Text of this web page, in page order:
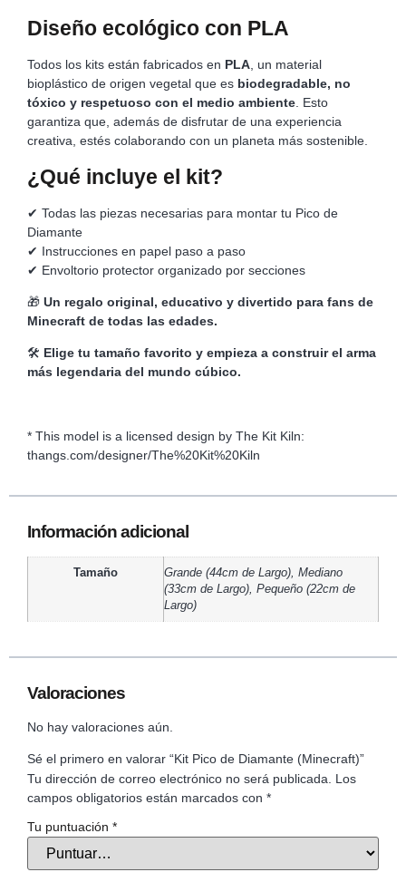
Diseño ecológico con PLA
Todos los kits están fabricados en PLA , un material
bioplástico de origen vegetal que es biodegradable, no
tóxico y respetuoso con el medio ambiente . Esto
garantiza que, además de disfrutar de una experiencia
creativa, estés colaborando con un planeta más sostenible.
¿Qué incluye el kit?
✔ Todas las piezas necesarias para montar tu Pico de
Diamante
✔ Instrucciones en papel paso a paso
✔ Envoltorio protector organizado por secciones
🎁 Un regalo original, educativo y divertido para fans de
Minecraft de todas las edades.
🛠️ Elige tu tamaño favorito y empieza a construir el arma
más legendaria del mundo cúbico.
* This model is a licensed design by The Kit Kiln:
thangs.com/designer/The%20Kit%20Kiln
Información adicional
Tamaño
Grande (44cm de Largo), Mediano
(33cm de Largo), Pequeño (22cm de
Largo)
Valoraciones
No hay valoraciones aún.
Sé el primero en valorar “Kit Pico de Diamante (Minecraft)”
Tu dirección de correo electrónico no será publicada. Los
campos obligatorios están marcados con *
Tu puntuación *